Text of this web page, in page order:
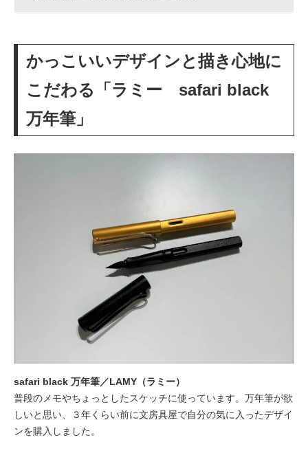
かっこいいデザインと描き心地に
こだわる「ラミー safari black
万年筆」
safari black 万年筆／LAMY（ラミー）
普段のメモやちょっとしたスケッチに使っています。万年筆が欲
しいと思い、３年くらい前に文房具屋で自分の気に入ったデザイ
ンを購入しました。